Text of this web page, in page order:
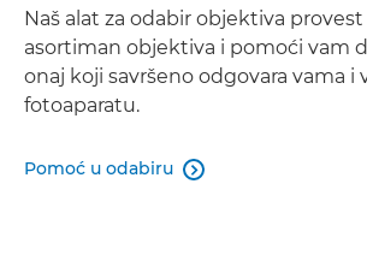
Naš alat za odabir objektiva provest
asortiman objektiva i pomoći vam
onaj koji savršeno odgovara vama i
fotoaparatu.
Pomoć u odabiru 